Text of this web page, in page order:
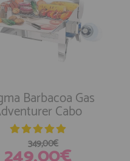
Barbacoa Gas
Cabo
349,00€